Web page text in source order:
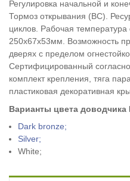
Регулировка начальной и
Тормоз открывания (ВС).
циклов. Рабочая
250х67х53мм. Возможность
дверях с пределом
Сертифицированный
комплект крепления, тяга
пластиковая декоративная
Варианты цвета доводчика
Dark bronze;
Silver;
White;